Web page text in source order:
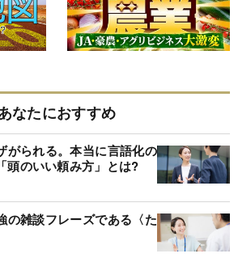
なたにおすすめ
がられる。本当に言語化の
頭のいい頼み方」とは?
の雑談フレーズである〈た